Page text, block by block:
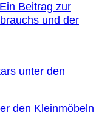
Beitrag zur
und der
den Kleinmöbeln